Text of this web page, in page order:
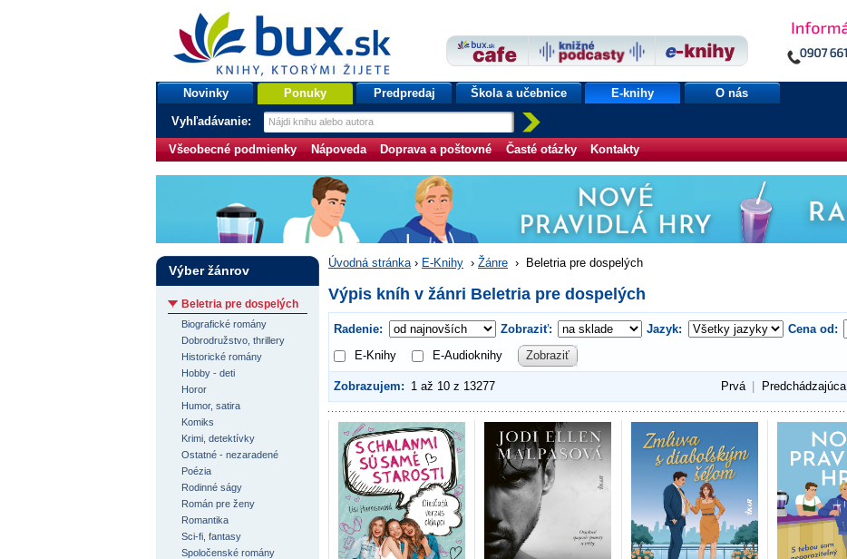
bux.sk
knihy, ktorými žijete
Úvodná stránka
Novinky Ponuky Predpredaj Škola a učebnice E-knihy O nás
Vyhľadávanie:
Všeobecné podmienky Nápoveda Doprava a poštovné Časté otázky Kontakty
Úvodná stránka› E-Knihy › Žánre › Beletria pre dospelých
Výpis kníh v žánri Beletria pre dospelých
Radenie: Zobraziť: Jazyk: Cena od:
E-Knihy
E-Audioknihy Zobraziť
Zobrazujem: 1 až 10 z 13277 Prvá Predchádzajúca
Výber žánrov
Beletria pre dospelých
Biografické romány
Dobrodružstvo, thrillery
Historické romány
Hobby - deti
Horor
Humor, satira
Komiks
Krimi, detektívky
Ostatné - nezaradené
Poézia
Rodinné ságy
Román pre ženy
Romantika
Sci-fi, fantasy
Spoločenské romány